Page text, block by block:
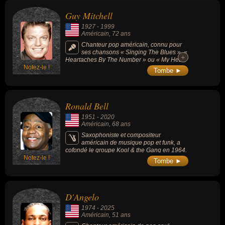
Notez-le !
Guy Mitchell
1927 - 1999
Américain , 72 ans
Chanteur pop américain, connu pour
ses chansons « Singing The Blues », «
Heartaches By The Number » ou « My Heart
Cries for You », surtout connu aux États-Unis,
au Royaume-Uni et en Australie.
+
+
Tombe ►
Notez-le !
Ronald Bell
1951 - 2020
Américain, 68 ans
Saxophoniste et compositeur
américain de musique pop et funk, a
cofondé le groupe Kool & the Gang en 1964.
Tombe ►
D'Angelo
1974 - 2025
Américain , 51 ans